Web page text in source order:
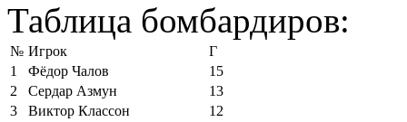
Таблица бомбардиров:
№ Игрок
Г
1
Фёдор Чалов
15
2
Сердар Азмун
13
3
Виктор Классон
12